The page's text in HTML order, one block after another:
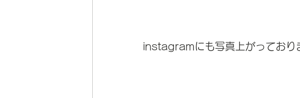
instagramにも写真上がっており